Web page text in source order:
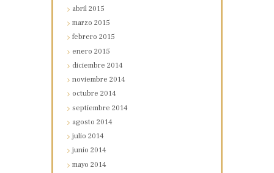
abril2015
marzo2015
febrero2015
enero2015
diciembre2014
noviembre2014
octubre2014
septiembre2014
agosto2014
julio2014
junio2014
mayo2014